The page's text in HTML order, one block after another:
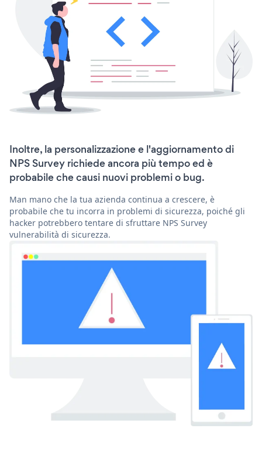
Inoltre, la personalizzazione e l'aggiornamento di
NPS Survey richiede ancora più tempo ed è
probabile che causi nuovi problemi o bug.
Man mano che la tua azienda continua a crescere, è
probabile che tu incorra in problemi di sicurezza, poiché gli
hacker potrebbero tentare di sfruttare NPS Survey
vulnerabilità di sicurezza.